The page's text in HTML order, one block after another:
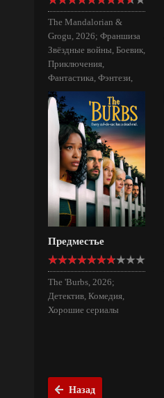
The Mandalorian &
Grogu, 2026; Франшиза
Звёздные войны, Боевик,
Приключения,
Фантастика, Фэнтези,
Фильмы для всей семьи
Предместье
The 'Burbs, 2026;
Детектив, Комедия,
Хорошие сериалы
Назад